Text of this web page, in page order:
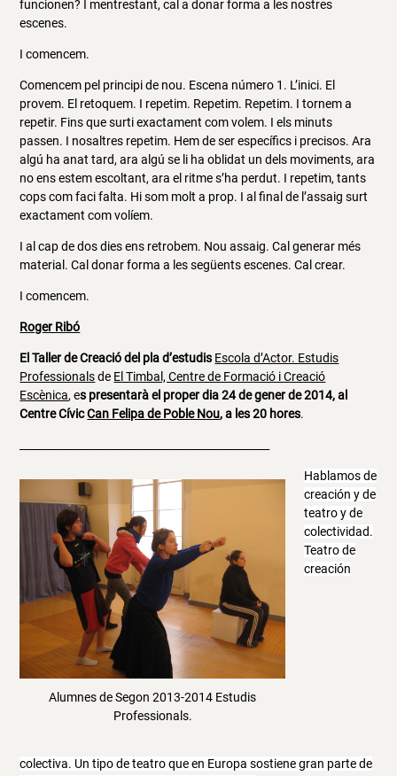
funcionen? I mentrestant, cal a donar forma a les nostres
escenes.
I comencem.
Comencem pel principi de nou. Escena número 1. L’inici. El
provem. El retoquem. I repetim. Repetim. Repetim. I tornem a
repetir. Fins que surti exactament com volem. I els minuts
passen. I nosaltres repetim. Hem de ser específics i precisos. Ara
algú ha anat tard, ara algú se li ha oblidat un dels moviments, ara
no ens estem escoltant, ara el ritme s’ha perdut. I repetim, tants
cops com faci falta. Hi som molt a prop. I al final de l’assaig surt
exactament com volíem.
I al cap de dos dies ens retrobem. Nou assaig. Cal generar més
material. Cal donar forma a les següents escenes. Cal crear.
I comencem.
Roger Ribó
El Taller de Creació del pla d’estudis Escola d’Actor. Estudis
Professionalsde El Timbal, Centre de Formació i Creació
Escènica, es presentarà el proper dia 24 de gener de 2014, al
Centre CívicCan Felipa de Poble Nou, a les 20 hores.
Alumnes de Segon 2013-2014 Estudis
Professionals.
Hablamos de
creación y de
teatro y de
colectividad.
Teatro de
creación
colectiva. Un tipo de teatro que en Europa sostiene gran parte de